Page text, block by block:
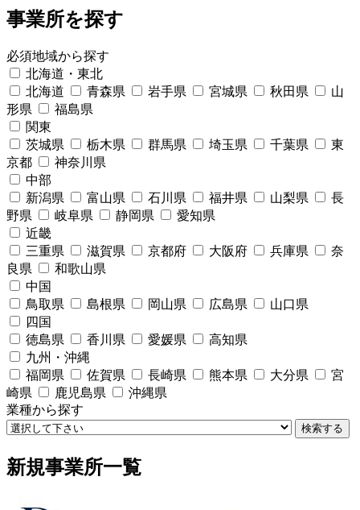
事業所を探す
必須地域から探す
北海道・東北
北海道
青森県 岩手県 宮城県 秋田県
山
形県
福島県
関東
茨城県
栃木県 群馬県 埼玉県 千葉県
東
京都
神奈川県
中部
新潟県
富山県 石川県 福井県 山梨県
長
野県
岐阜県 静岡県
愛知県
近畿
三重県
滋賀県 京都府 大阪府 兵庫県
奈
良県
和歌山県
中国
鳥取県
島根県 岡山県 広島県
山口県
四国
徳島県
香川県 愛媛県
高知県
九州・沖縄
福岡県
佐賀県 長崎県 熊本県 大分県
宮
崎県
鹿児島県
沖縄県
業種から探す
検索する
新規事業所一覧